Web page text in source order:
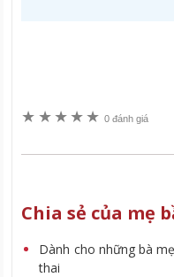
★ ★★★★ 0 đánh giá
Chia sẻ của mẹ
Dành cho những bà
thai